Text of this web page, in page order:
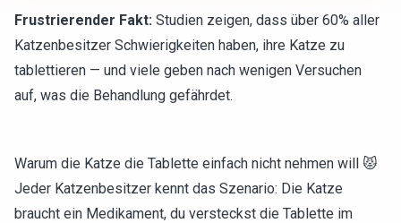
Frustrierender Fakt: Studien zeigen, dass über 60% aller
Katzenbesitzer Schwierigkeiten haben, ihre Katze zu
tablettieren — und viele geben nach wenigen Versuchen
auf, was die Behandlung gefährdet.
Warum die Katze die Tablette einfach nicht nehmen will 😾
Jeder Katzenbesitzer kennt das Szenario: Die Katze
braucht ein Medikament, du versteckst die Tablette im